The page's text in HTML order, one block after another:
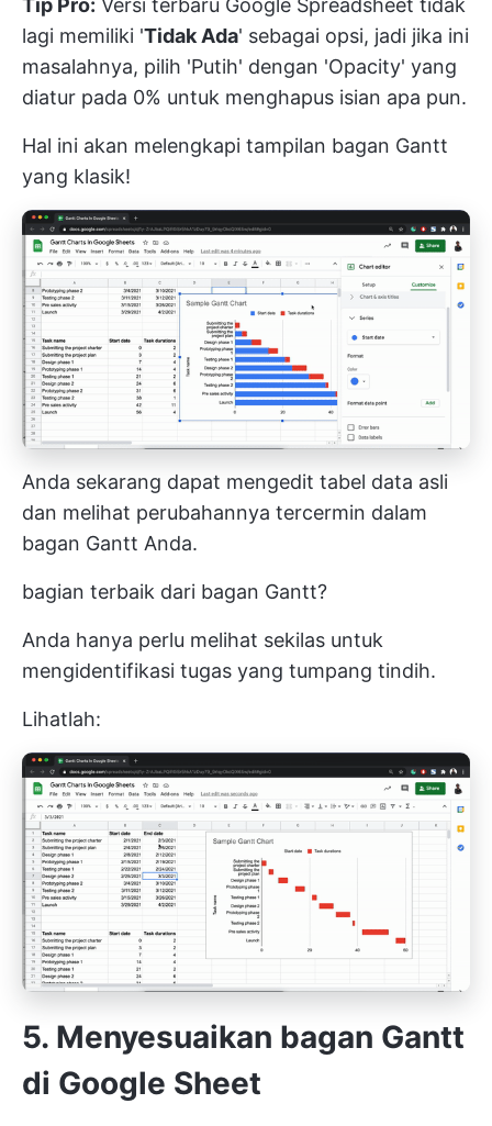
lagi memiliki 'Tidak Ada' sebagai opsi, jadi jika ini
masalahnya, pilih 'Putih' dengan 'Opacity' yang
diatur pada 0% untuk menghapus isian apa pun.
Hal ini akan melengkapi tampilan bagan Gantt
yang klasik!
Anda sekarang dapat mengedit tabel data asli
dan melihat perubahannya tercermin dalam
bagan Gantt Anda.
bagian terbaik dari bagan Gantt?
Anda hanya perlu melihat sekilas untuk
mengidentifikasi tugas yang tumpang tindih.
Lihatlah:
5. Menyesuaikan bagan Gantt
di Google Sheet